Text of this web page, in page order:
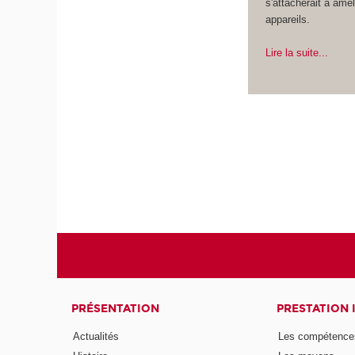
s'attacherait à
appareils.
Lire la suite...
PRÉSENTATION
Actualités
PRESTATION
Les